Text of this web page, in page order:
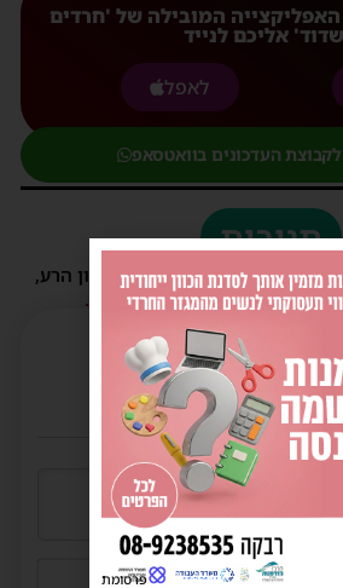
האפליקצייה המובילה של 'חרדים
אליכם לנייד
לאפל
העדכונים בוואטסאפ
תגובות
הולמות או מכילות דברי לשון הרע,
הסתה ורכילות.
להגיב - הכתבה סגורה לתגובות.
פרסומת